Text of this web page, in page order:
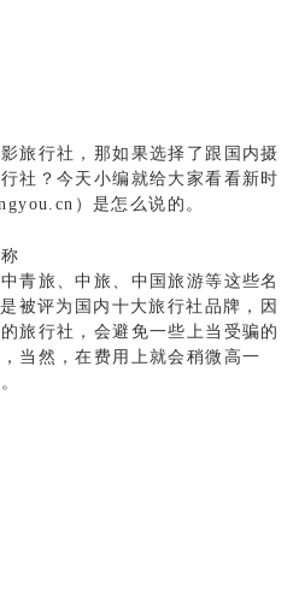
旅行社，那如果选择了跟国内摄
社？今天小编就给大家看看新时
）是怎么说的。
青旅、中旅、中国旅游等这些名
被评为国内十大旅行社品牌，因
旅行社，会避免一些上当受骗的
当然，在费用上就会稍微高一